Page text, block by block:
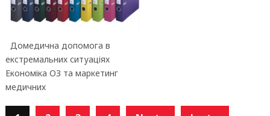
Домедична допомога в
екстремальних ситуаціях
Економіка ОЗ та маркетинг
медичних